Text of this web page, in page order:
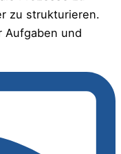
zu strukturieren.
Aufgaben und